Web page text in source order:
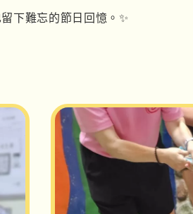
下難忘的節日回憶。 ✨